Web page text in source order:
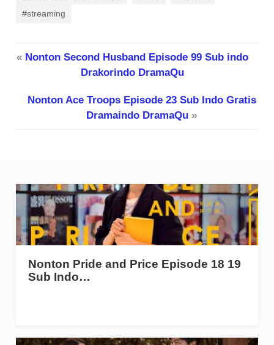
#streaming
« Nonton Second Husband Episode 99 Sub indo
Drakorindo DramaQu
Nonton Ace Troops Episode 23 Sub Indo Gratis
Dramaindo DramaQu »
Nonton Pride and Price Episode 18 19
Sub Indo…